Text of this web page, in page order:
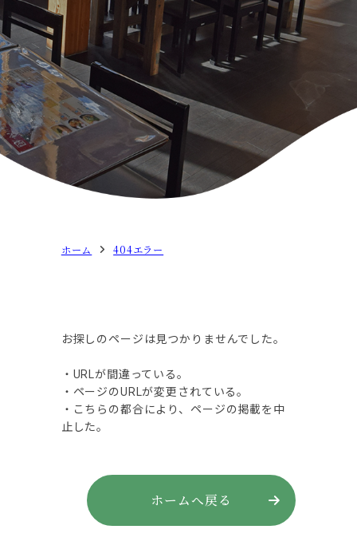
ホーム 404エラー
お探しのページは見つかりませんでした。
・URLが間違っている。
・ページのURLが変更されている。
・こちらの都合により、ページの掲載を中
止した。
ホームへ戻る